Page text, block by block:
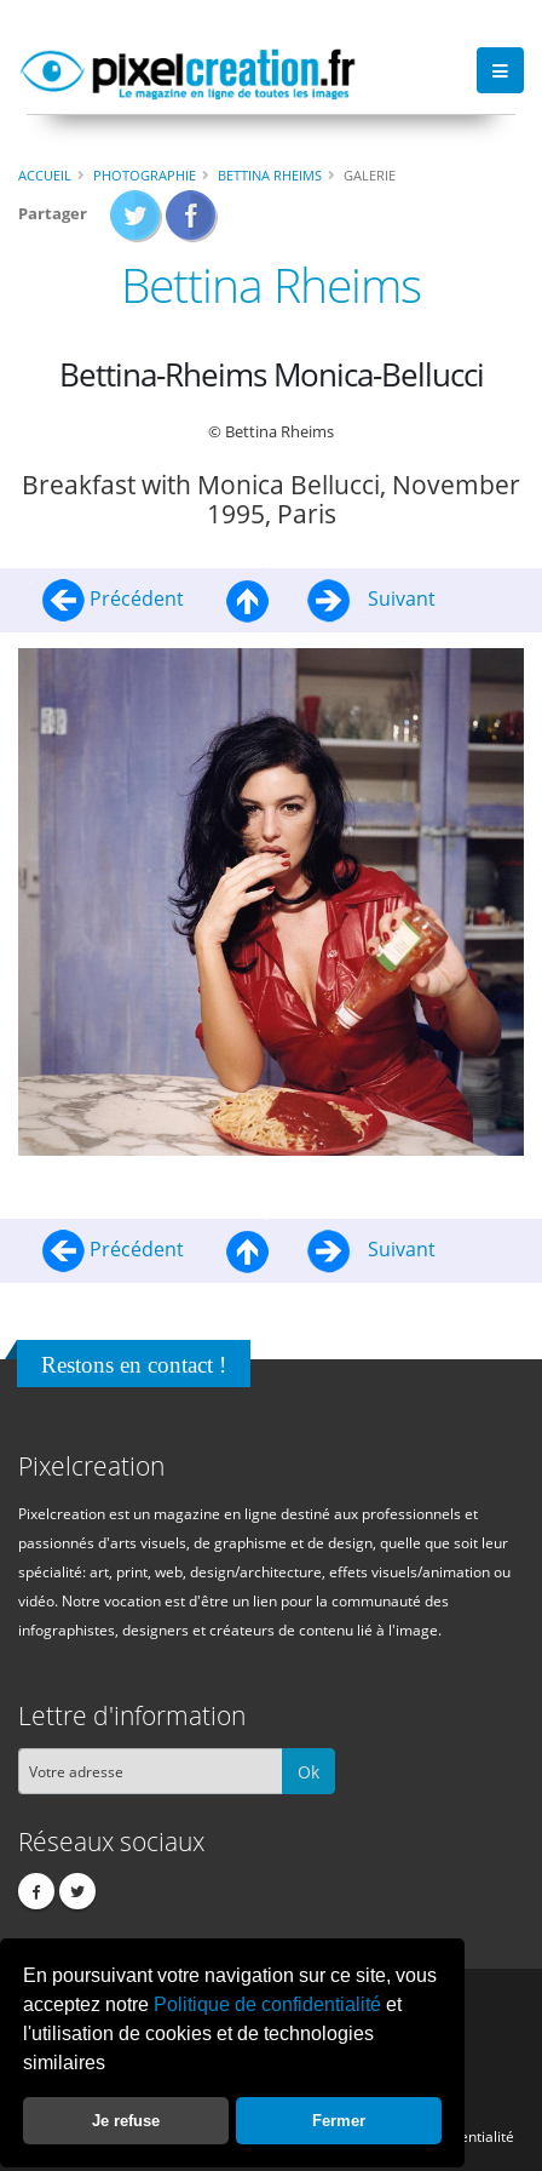
En poursuivant votre navigation sur ce site, vous
acceptez notre Politique de confidentialité et
l'utilisation de cookies et de technologies
similaires
Je refuse Fermer
ACCUEIL PHOTOGRAPHIE BETTINA RHEIMS GALERIE
Partager
Bettina Rheims
Bettina-Rheims Monica-Bellucci
© Bettina Rheims
Breakfast with Monica Bellucci, November
1995, Paris
Précédent Suivant
Précédent Suivant
Restons en contact !
Pixelcreation
Pixelcreation est un magazine en ligne destiné aux professionnels et
passionnés d'arts visuels, de graphisme et de design, quelle que soit leur
spécialité: art, print, web, design/architecture, effets visuels/animation ou
vidéo. Notre vocation est d'être un lien pour la communauté des
infographistes, designers et créateurs de contenu lié à l'image.
Lettre d'information
Ok
Réseaux sociaux
PIXELCREATION
Publicité Politique de confidentialité